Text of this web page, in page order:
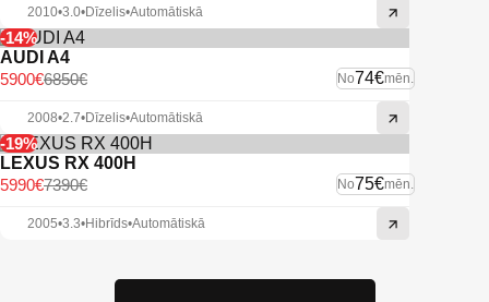
2010•3.0•Dīzelis•Automātiskā
-14%
AUDI A4
No74€mēn.
6850€
5900€
2008•2.7•Dīzelis•Automātiskā
-19%
LEXUS RX 400H
No75€mēn.
7390€
5990€
2005•3.3•Hibrīds•Automātiskā